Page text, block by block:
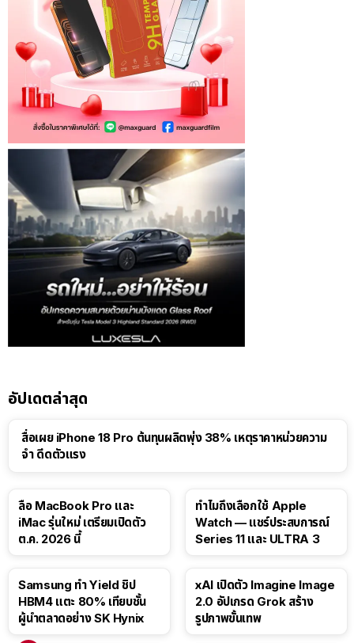
อัปเดตล่าสุด
สื่อเผย iPhone 18 Pro ต้นทุนผลิตพุ่ง 38% เหตุราคาหน่วยความ
จำ ดีดตัวแรง
ลือ MacBook Pro และ
iMac รุ่นใหม่ เตรียมเปิดตัว
ต.ค. 2026 นี้
ทำไมถึงเลือกใช้ Apple
Watch — แชร์ประสบการณ์
Series 11 และ ULTRA 3
Samsung ทำ Yield ชิป
HBM4 แตะ 80% เทียบชั้น
ผู้นำตลาดอย่าง SK Hynix
xAI เปิดตัว Imagine Image
2.0 อัปเกรด Grok สร้าง
รูปภาพขั้นเทพ